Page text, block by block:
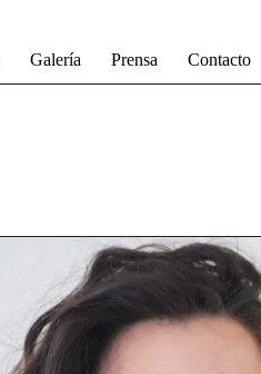
Galería Prensa Contacto